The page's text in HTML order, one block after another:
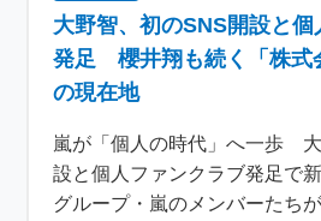
大野智、初のSNS開設と
発足 櫻井翔も続く「株式
の現在地
嵐が「個人の時代」へ一歩
設と個人ファンクラブ発足で
グループ・嵐のメンバーたち